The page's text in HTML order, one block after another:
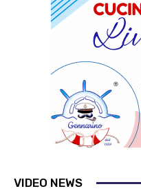
VIDEO NEWS